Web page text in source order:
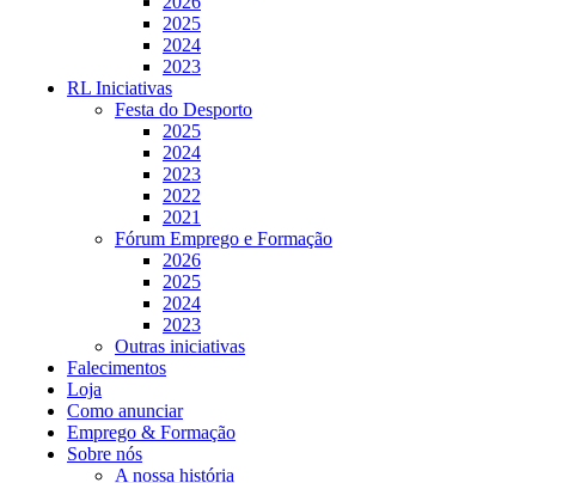
2025
2024
2023
RL Iniciativas
Festa do Desporto
2025
2024
2023
2022
2021
Fórum Emprego e Formação
2026
2025
2024
2023
Outras iniciativas
Falecimentos
Loja
Como anunciar
Emprego & Formação
Sobre nós
A nossa história